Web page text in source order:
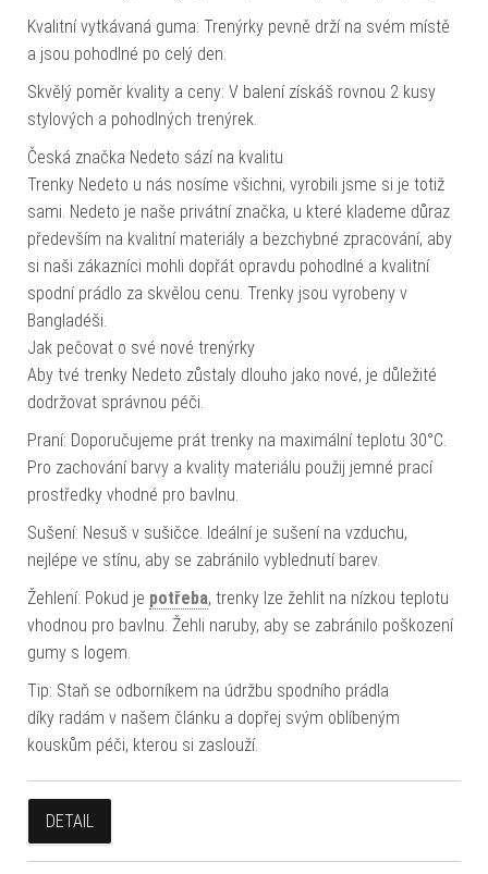
Kvalitní vytkávaná guma: Trenýrky pevně drží na svém místě
a jsou pohodlné po celý den.
Skvělý poměr kvality a ceny: V balení získáš rovnou 2 kusy
stylových a pohodlných trenýrek.
Česká značka Nedeto sází na kvalitu
Trenky Nedeto u nás nosíme všichni, vyrobili jsme si je totiž
sami. Nedeto je naše privátní značka, u které klademe důraz
především na kvalitní materiály a bezchybné zpracování, aby
si naši zákazníci mohli dopřát opravdu pohodlné a kvalitní
spodní prádlo za skvělou cenu. Trenky jsou vyrobeny v
Bangladéši.
Jak pečovat o své nové trenýrky
Aby tvé trenky Nedeto zůstaly dlouho jako nové, je důležité
dodržovat správnou péči.
Praní: Doporučujeme prát trenky na maximální teplotu 30°C.
Pro zachování barvy a kvality materiálu použij jemné prací
prostředky vhodné pro bavlnu.
Sušení: Nesuš v sušičce. Ideální je sušení na vzduchu,
nejlépe ve stínu, aby se zabránilo vyblednutí barev.
Žehlení: Pokud je potřeba, trenky lze žehlit na nízkou teplotu
vhodnou pro bavlnu. Žehli naruby, aby se zabránilo poškození
gumy s logem.
Tip: Staň se odborníkem na údržbu spodního prádla
díky radám v našem článku a dopřej svým oblíbeným
kouskům péči, kterou si zaslouží.
DETAIL